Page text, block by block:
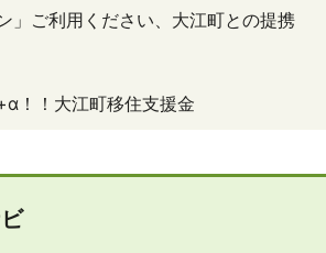
」ご利用ください、大江町との提携
！！大江町移住支援金